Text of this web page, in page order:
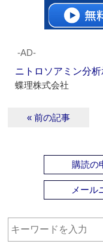
‐AD‐
ニトロソアミン分
蝶理株式会社
« 前の記事
購読の
メール